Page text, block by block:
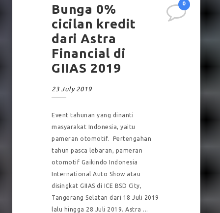
0
Bunga 0%
cicilan kredit
dari Astra
Financial di
GIIAS 2019
23 July 2019
Event tahunan yang dinanti
masyarakat Indonesia, yaitu
pameran otomotif. Pertengahan
tahun pasca lebaran, pameran
otomotif Gaikindo Indonesia
International Auto Show atau
disingkat GIIAS di ICE BSD City,
Tangerang Selatan dari 18 Juli 2019
lalu hingga 28 Juli 2019. Astra ...